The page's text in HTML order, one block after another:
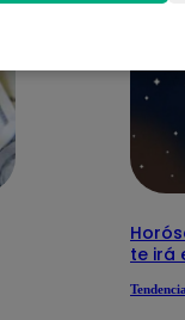
te irá